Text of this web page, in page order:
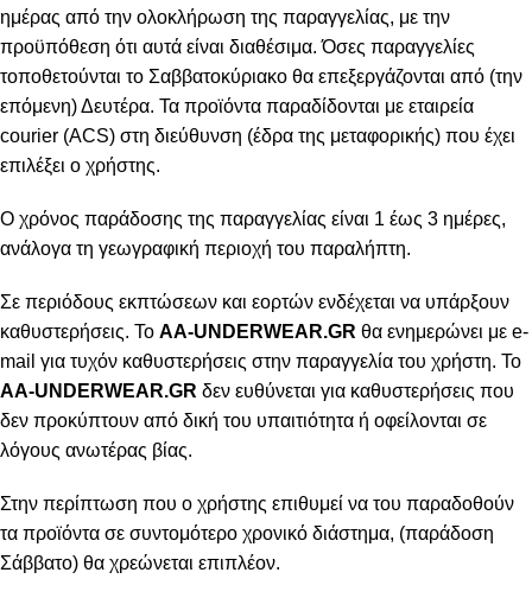
ημέρας από την ολοκλήρωση της παραγγελίας, με την
προϋπόθεση ότι αυτά είναι διαθέσιμα. Όσες παραγγελίες
τοποθετούνται το Σαββατοκύριακο θα επεξεργάζονται από (την
επόμενη) Δευτέρα. Τα προϊόντα παραδίδονται με εταιρεία
courier (ACS) στη διεύθυνση (έδρα της μεταφορικής) που έχει
επιλέξει ο χρήστης.
Ο χρόνος παράδοσης της παραγγελίας είναι 1 έως 3 ημέρες,
ανάλογα τη γεωγραφική περιοχή του παραλήπτη.
Σε περιόδους εκπτώσεων και εορτών ενδέχεται να υπάρξουν
καθυστερήσεις. Το AA-UNDERWEAR.GR θα ενημερώνει με e-
mail για τυχόν καθυστερήσεις στην παραγγελία του χρήστη. Το
AA-UNDERWEAR.GR δεν ευθύνεται για καθυστερήσεις που
δεν προκύπτουν από δική του υπαιτιότητα ή οφείλονται σε
λόγους ανωτέρας βίας.
Στην περίπτωση που ο χρήστης επιθυμεί να του παραδοθούν
τα προϊόντα σε συντομότερο χρονικό διάστημα, (παράδοση
Σάββατο) θα χρεώνεται επιπλέον.